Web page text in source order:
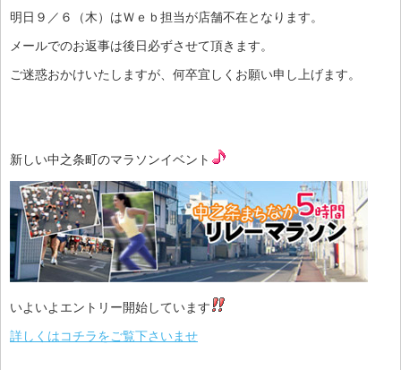
明日９／６（木）はＷｅｂ担当が店舗不在となります。
メールでのお返事は後日必ずさせて頂きます。
ご迷惑おかけいたしますが、何卒宜しくお願い申し上げます。
新しい中之条町のマラソンイベント
いよいよエントリー開始しています
詳しくはコチラをご覧下さいませ